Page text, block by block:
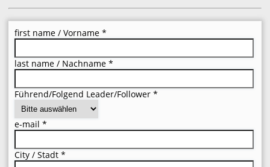
first name / Vorname *
last name / Nachname *
Führend/Folgend Leader/Follower *
e-mail *
City / Stadt *